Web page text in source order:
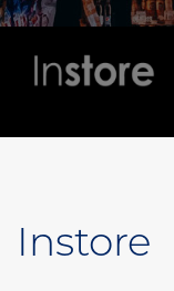
Instore